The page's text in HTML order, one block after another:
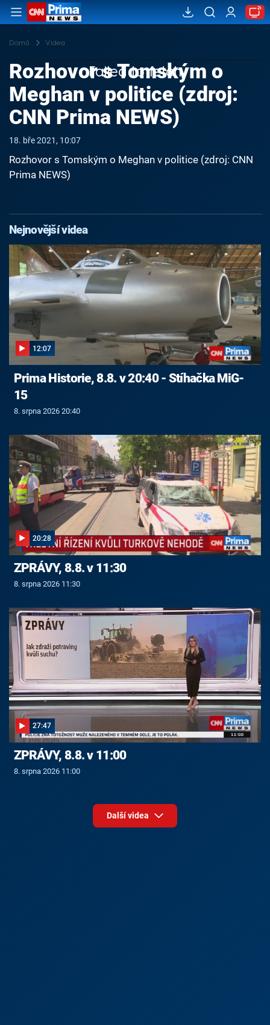
Domů Videa
Failed to fetch
Rozhovor s Tomským o
Meghan v politice (zdroj:
CNN Prima NEWS)
18. bře 2021, 10:07
Rozhovor s Tomským o Meghan v politice (zdroj: CNN
Prima NEWS)
Nejnovější videa
12:07
Prima Historie, 8.8. v 20:40 - Stíhačka MiG-
15
8. srpna 2026 20:40
20:28
ZPRÁVY, 8.8. v 11:30
8. srpna 2026 11:30
27:47
ZPRÁVY, 8.8. v 11:00
8. srpna 2026 11:00
Další videa